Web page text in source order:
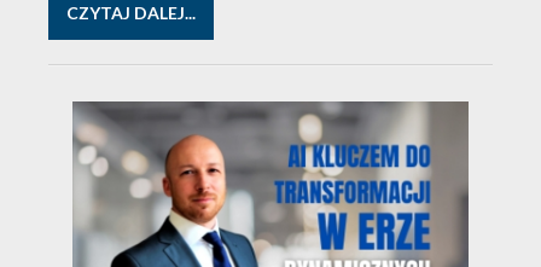
CZYTAJ DALEJ...